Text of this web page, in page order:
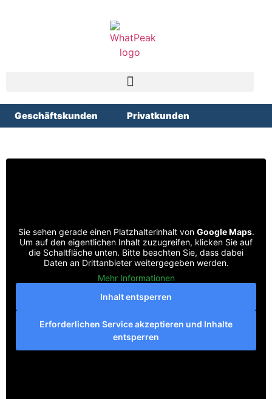
Geschäftskunden Privatkunden
Sie sehen gerade einen Platzhalterinhalt von Google Maps.
Um auf den eigentlichen Inhalt zuzugreifen, klicken Sie auf
die Schaltfläche unten. Bitte beachten Sie, dass dabei
Daten an Drittanbieter weitergegeben werden.
Mehr Informationen
Inhalt entsperren
Erforderlichen Service akzeptieren und Inhalte
entsperren